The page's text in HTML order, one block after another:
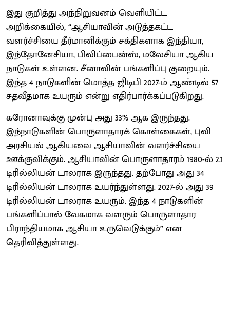
இது குறித்து அந்நிறுவனம் வெளியிட்ட
அறிக்கையில், “ஆசியாவின் அடுத்தகட்ட
வளர்ச்சியை தீர்மானிக்கும் சக்திகளாக இந்தியா,
இந்தோனேசியா, பிலிப்பைன்ஸ், மலேசியா ஆகிய
நாடுகள் உள்ளன. சீனாவின் பங்களிப்பு குறையும்.
இந்த 4 நாடுகளின் மொத்த ஜிடிபி 2027-ம் ஆண்டில் 57
சதவீதமாக உயரும் என்று எதிர்பார்க்கப்படுகிறது.
கரோனாவுக்கு முன்பு அது 33% ஆக இருந்தது.
இந்நாடுகளின் பொருளாதாரக் கொள்கைகள், புவி
அரசியல் ஆகியவை ஆசியாவின் வளர்ச்சியை
ஊக்குவிக்கும். ஆசியாவின் பொருளாதாரம் 1980-ல் 2.1
டிரில்லியன் டாலராக இருந்தது. தற்போது அது 34
டிரில்லியன் டாலராக உயர்ந்துள்ளது. 2027-ல் அது 39
டிரில்லியன் டாலராக உயரும். இந்த 4 நாடுகளின்
பங்களிப்பால் வேகமாக வளரும் பொருளாதார
பிராந்தியமாக ஆசியா உருவெடுக்கும்” என
தெரிவித்துள்ளது.